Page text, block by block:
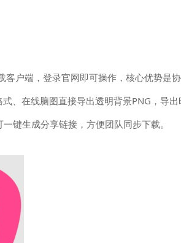
户端，登录官网即可操作，核心优势是
、在线脑图直接导出透明背景PNG，导
键生成分享链接，方便团队同步下载。